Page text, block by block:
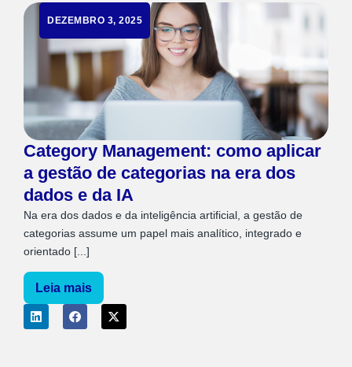
DEZEMBRO 3, 2025
Category Management: como aplicar
a gestão de categorias na era dos
dados e da IA
Na era dos dados e da inteligência artificial, a gestão de
categorias assume um papel mais analítico, integrado e
orientado [...]
Leia mais